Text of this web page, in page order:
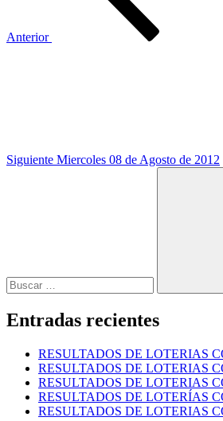
Anterior
Siguiente Miercoles 08 de Agosto de 2012
Entradas recientes
RESULTADOS DE LOTERIAS
RESULTADOS DE LOTERIAS
RESULTADOS DE LOTERIAS
RESULTADOS DE LOTERÍAS
RESULTADOS DE LOTERIAS